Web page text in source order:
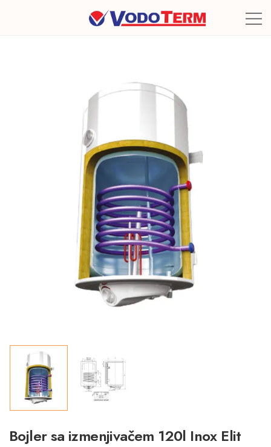
Bojler sa izmenjivačem 120l Inox Elit